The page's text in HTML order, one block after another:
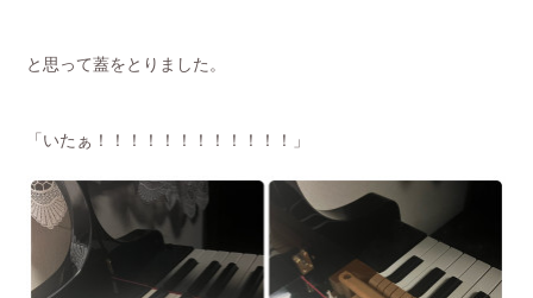
と思って蓋をとりました。
「いたぁ！！！！！！！！！！！！」